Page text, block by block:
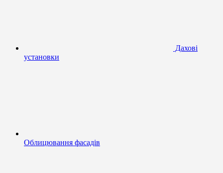
Дахові
установки
Облицювання фасадів